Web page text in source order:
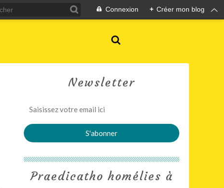
Connexion + Créer mon blog
Newsletter
Praedicatho homélies à